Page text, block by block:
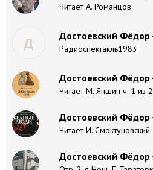
Читает А. Романцов
Д Достоевский
Радиоспектакль1983
Достоевский
Читает М. Яншин ч. 1 из 2
Достоевский
Читает И. Смоктуновский
Достоевский Фёдор